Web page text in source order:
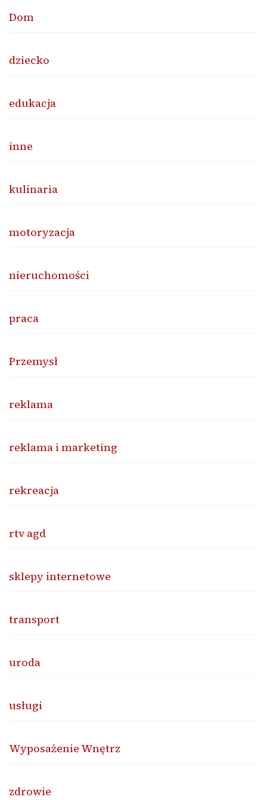
Dom
dziecko
edukacja
inne
kulinaria
motoryzacja
nieruchomości
praca
Przemysł
reklama
reklama i marketing
rekreacja
rtv agd
sklepy internetowe
transport
uroda
usługi
Wyposażenie Wnętrz
zdrowie